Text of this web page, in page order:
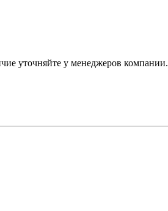
уточняйте у менеджеров компании.